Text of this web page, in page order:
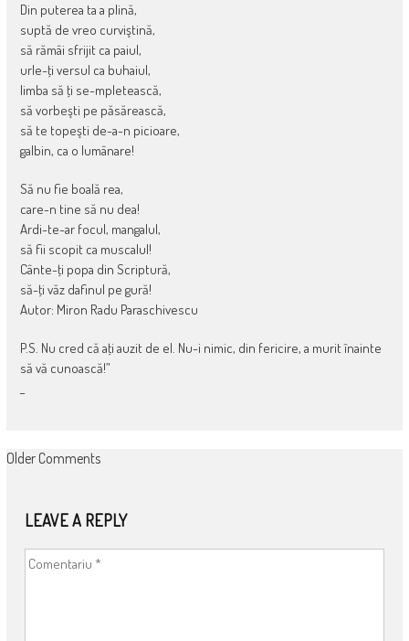
Din puterea ta a plină,
suptă de vreo curviştină,
să rămâi sfrijit ca paiul,
urle-ţi versul ca buhaiul,
limba să ţi se-mpletească,
să vorbeşti pe păsărească,
să te topeşti de-a-n picioare,
galbin, ca o lumânare!
Să nu fie boală rea,
care-n tine să nu dea!
Ardi-te-ar focul, mangalul,
să fii scopit ca muscalul!
Cânte-ţi popa din Scriptură,
să-ţi văz dafinul pe gură!
Autor: Miron Radu Paraschivescu
P.S. Nu cred că aţi auzit de el. Nu-i nimic, din fericire, a murit înainte
să vă cunoască!”
COMMENT
Older Comments
LEAVE A REPLY